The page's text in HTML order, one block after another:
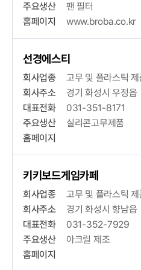
주요생산
팬 필터
홈페이지
www.broba.co.kr
선경에스티
회사업종
고무 및 플라스틱
회사주소
경기 화성시 우정읍
대표전화
031-351-8171
주요생산
실리콘고무제품
홈페이지
키키보드게임카페
회사업종
고무 및 플라스틱
회사주소
경기 화성시 향남읍
대표전화
031-352-7929
주요생산
아크릴 제조
홈페이지